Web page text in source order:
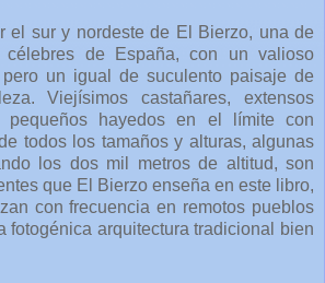
sur y nordeste de El Bierzo, una de
célebres de España, con un valioso
pero un igual de suculento paisaje de
Viejísimos castañares, extensos
pequeños hayedos en el límite con
todos los tamaños y alturas, algunas
los dos mil metros de altitud, son
que El Bierzo enseña en este libro,
con frecuencia en remotos pueblos
fotogénica arquitectura tradicional bien